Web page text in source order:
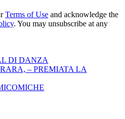
Terms of Use and acknowledge the
. You may unsubscribe at any
DI DANZA
– PREMIATA LA